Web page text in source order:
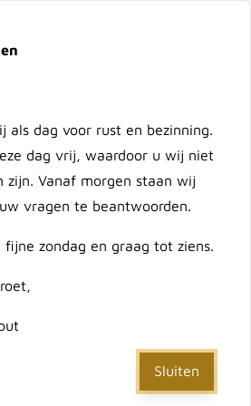
als dag voor rust en bezinning.
dag vrij, waardoor u wij niet
zijn. Vanaf morgen staan wij
vragen te beantwoorden.
zondag en graag tot ziens.
Sluiten
palen